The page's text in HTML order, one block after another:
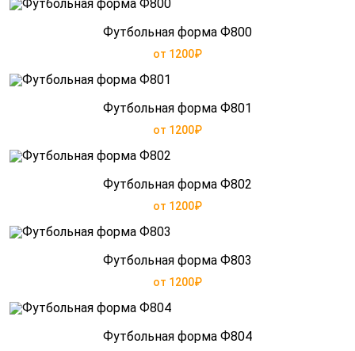
Футбольная форма Ф800
от 1200₽
Футбольная форма Ф801
от 1200₽
Футбольная форма Ф802
от 1200₽
Футбольная форма Ф803
от 1200₽
Футбольная форма Ф804